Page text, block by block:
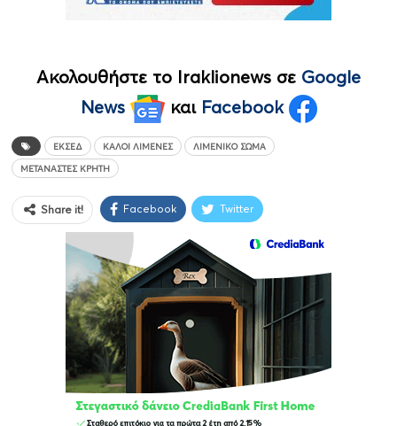
Ακολουθήστε το Iraklionews σε Google
News
και Facebook
ΕΚΣΕΔ ΚΑΛΟΊ ΛΙΜΈΝΕΣ ΛΙΜΕΝΙΚΌ ΣΏΜΑ
ΜΕΤΑΝΆΣΤΕΣ ΚΡΉΤΗ
Share it! Facebook Twitter